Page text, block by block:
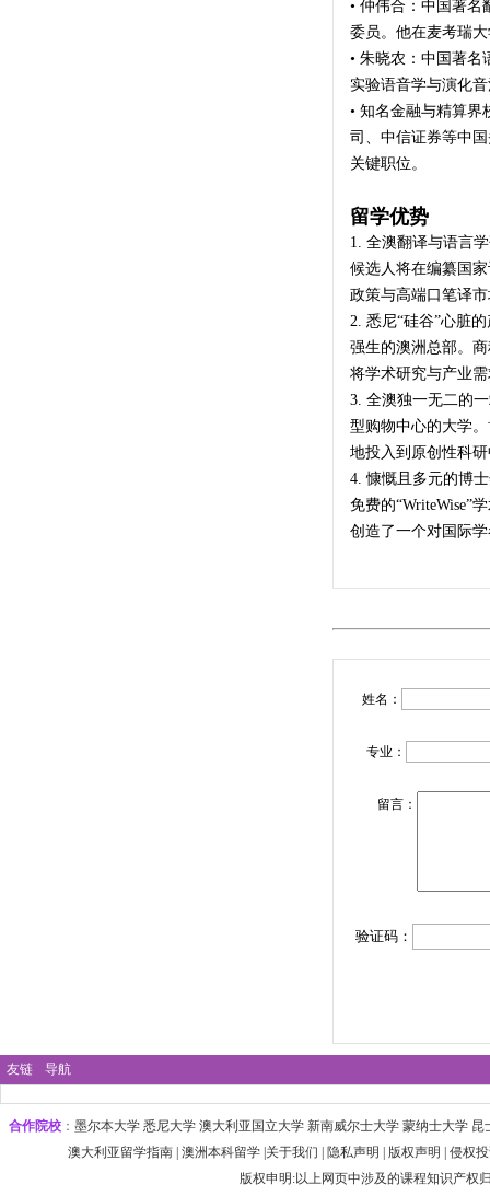
• 仲伟合：中国著
委员。他在麦考瑞
• 朱晓农：中国著
实验语音学与演化
• 知名金融与精算
司、中信证券等中
关键职位。
留学优势
1. 全澳翻译与语言
候选人将在编纂国
政策与高端口笔译
2. 悉尼“硅谷”心脏
强生的澳洲总部。
将学术研究与产业
3. 全澳独一无二的
型购物中心的大学
地投入到原创性科
4. 慷慨且多元的博
免费的“WriteWise”
创造了一个对国际
姓名：
专业：
留言：
验证码：
友链 导航
合作院校 ： 墨尔本大学‌ 悉尼大学 澳大利亚国立大学 ‌新南威尔士大学 ‌蒙纳士大学 昆
澳大利亚留学指南 澳洲本科留学 关于我们 隐私声明 版权声明
侵权
版权申明:以上网页中涉及的课程知识产权